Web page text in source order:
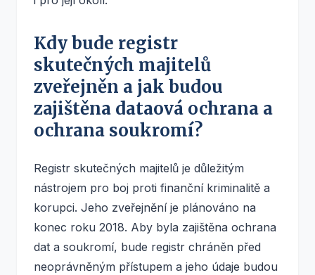
Kdy bude registr
skutečných majitelů
zveřejněn a jak budou
zajištěna dataová ochrana a
ochrana soukromí?
Registr skutečných majitelů je důležitým
nástrojem pro boj proti finanční kriminalitě a
korupci. Jeho zveřejnění je plánováno na
konec roku 2018. Aby byla zajištěna ochrana
dat a soukromí, bude registr chráněn před
neoprávněným přístupem a jeho údaje budou